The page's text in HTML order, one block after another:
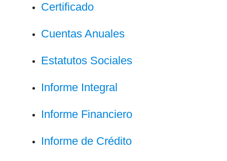
Certificado
Cuentas Anuales
Estatutos Sociales
Informe Integral
Informe Financiero
Informe de Crédito